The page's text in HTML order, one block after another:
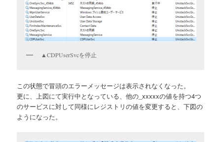
▲CDPUserSvcを停止
この状態で冒頭のエラーメッセージは表示されなくなった。
更に、上図にて実行中となっている、他の_xxxxxの値を持つ4つ
のサービスに対して同様にレジストリの値を変更すると、下図の
ようになった。